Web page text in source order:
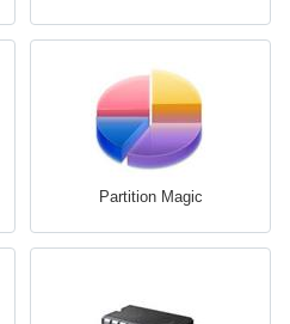
Partition Magic